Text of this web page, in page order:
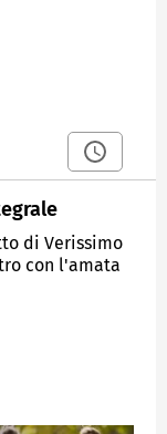
di Verissimo
con l'amata